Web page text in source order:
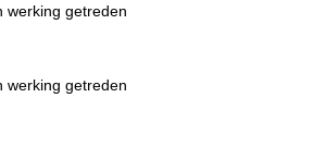
werking getreden
werking getreden